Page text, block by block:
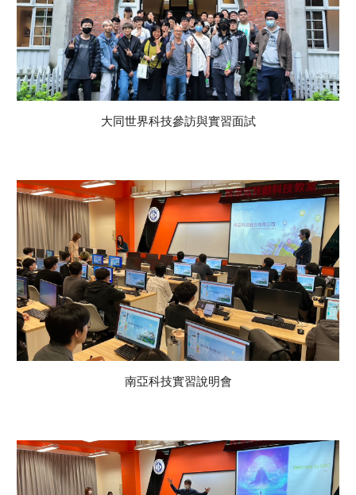
大同世界科技參訪與實習面試
南亞科技實習說明會